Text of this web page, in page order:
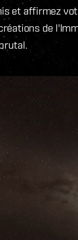
et affirmez
de